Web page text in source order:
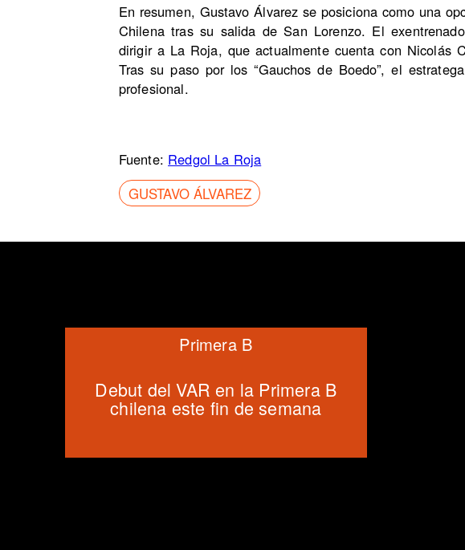
En resumen, Gustavo Álvarez se posiciona como una
Chilena tras su salida de San Lorenzo. El
dirigir a La Roja, que actualmente cuenta con Nicolás
Tras su paso por los “Gauchos de Boedo”, el
profesional.
Fuente: Redgol La Roja
GUSTAVO ÁLVAREZ
Debut del VAR en la Primera B
chilena este fin de semana
Primera B